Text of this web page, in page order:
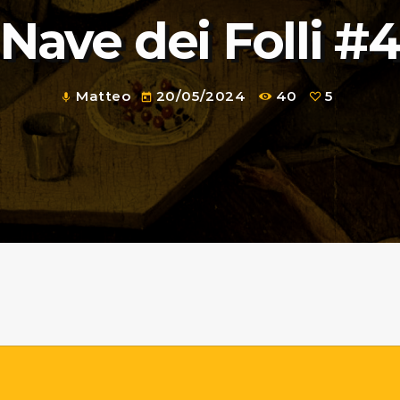
dei Folli
mic Matteo today 20/05/2024 40 5